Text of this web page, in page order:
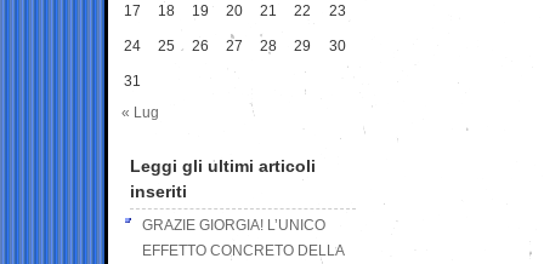
17 18 19 20 21 22 23
24 25 26 27 28 29 30
31
« Lug
Leggi gli ultimi articoli
inseriti
GRAZIE GIORGIA! L’UNICO
EFFETTO CONCRETO DELLA